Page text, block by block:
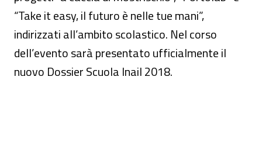
“Take it easy, il futuro è nelle tue mani”,
indirizzati all’ambito scolastico. Nel corso
dell’evento sarà presentato ufficialmente il
nuovo Dossier Scuola Inail 2018.